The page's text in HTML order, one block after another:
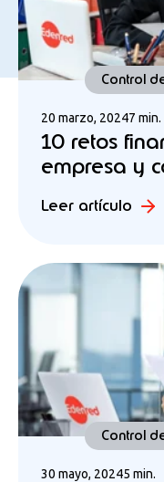
Control
20 marzo, 20247 min.
10 retos
empresa y
Leer artículo
Control
30 mayo, 20245 min.